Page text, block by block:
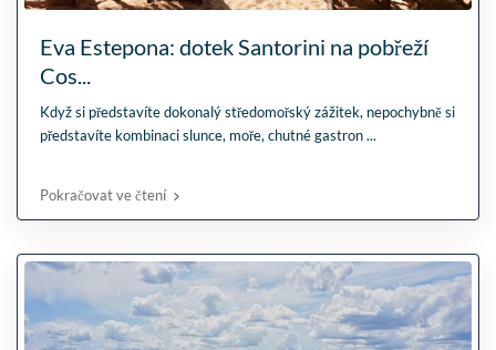
Eva Estepona: dotek Santorini na pobřeží
Cos...
Když si představíte dokonalý středomořský zážitek, nepochybně si
představíte kombinaci slunce, moře, chutné gastron...
Pokračovat ve čtení